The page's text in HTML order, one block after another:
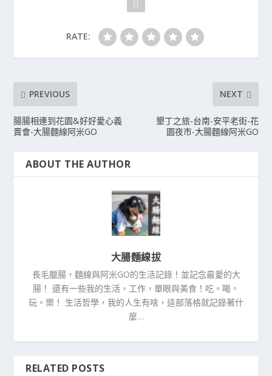
RATE:
PREVIOUS
腸腸相連到花園&好好愛心義
賣會-大腸麵線阿米GO
NEXT
墾丁之旅-台南-安平老街-花
園夜市-大腸麵線阿米GO
ABOUT THE AUTHOR
大腸麵線拔
長毛臘腸，麵線與阿米GO的生活記錄！並記念最愛的大
腸！ 還有一些我的生活，工作，單眼與美食！吃。喝。
玩。樂！ 生活哲學，我的人生有啥，這部落格就記錄著什
麼…
RELATED POSTS